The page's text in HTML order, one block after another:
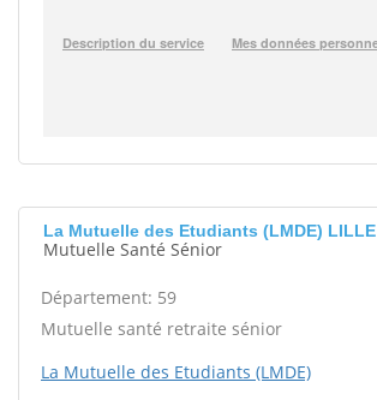
La Mutuelle des Etudiants (LMDE) LILLE
Mutuelle Santé Sénior
Département: 59
Mutuelle santé retraite sénior
La Mutuelle des Etudiants (LMDE)